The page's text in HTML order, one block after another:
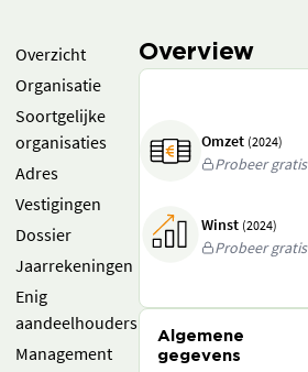
Overzicht
Organisatie
Soortgelijke
organisaties
Adres
Vestigingen
Dossier
Jaarrekeningen
Enig
aandeelhouders
Management
Overview
Omzet (2024)
Probeer gratis
Winst (2024)
Probeer gratis
Algemene
gegevens